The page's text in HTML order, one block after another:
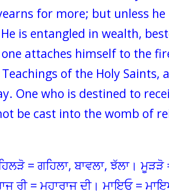
for more; but unless he
is entangled in wealth,
attaches himself to the
of the Holy Saints,
One who is destined to
be cast into the womb of
= ਗਹਿਲਾ, ਬਾਵਲਾ, ਝੱਲਾ।
ਰੀ = ਮਹਾਰਾਜ ਦੀ। ਮਾਇਓ =